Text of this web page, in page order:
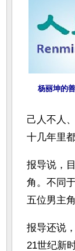
杨丽坤的
己人不人
十几年里
报导说，
角。不同
五位男主
报导还说
21世纪新